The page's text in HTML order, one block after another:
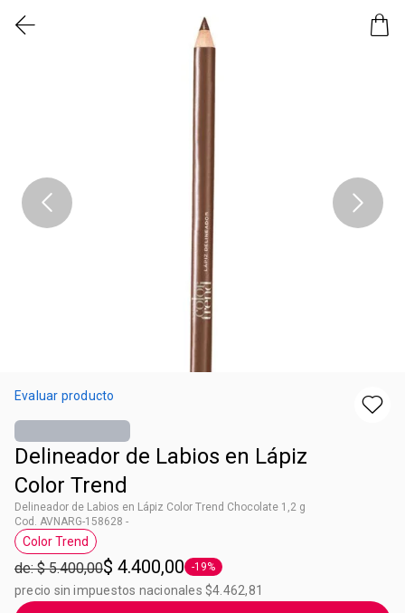
Evaluar producto
Delineador de Labios en Lápiz
Color Trend
Delineador de Labios en Lápiz Color Trend Chocolate 1,2 g
Cod. AVNARG-158628 -
Etiqueta Color Trend
Color Trend
de: $ 5.400,00$ 4.400,00 Etiqueta -19%
-19%
precio sin impuestos nacionales $4.462,81